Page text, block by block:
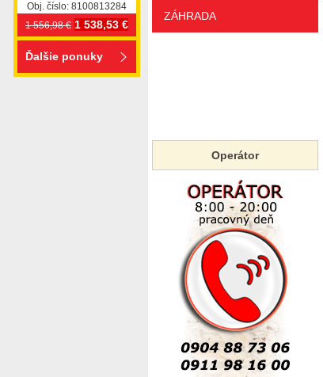
ZÁHRADA
Operátor
Obj. číslo: 8100813284
1 556,98 € 1 538,53 €
Ďalšie ponuky